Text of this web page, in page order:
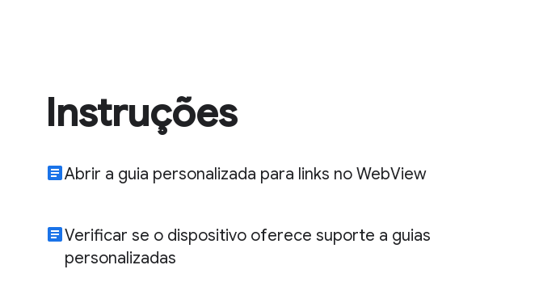
Instruções
articleAbrir a guia personalizada para links no WebView
articleVerificar se o dispositivo oferece suporte a guias
personalizadas